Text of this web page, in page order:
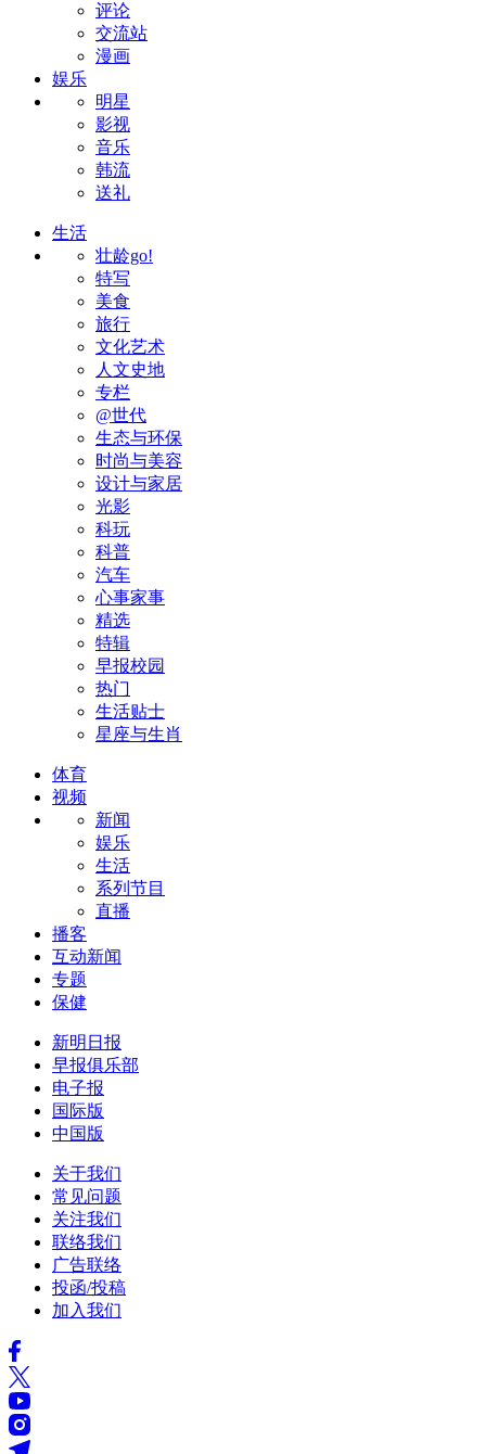
评论
交流站
漫画
娱乐
明星
影视
音乐
韩流
送礼
生活
壮龄go!
特写
美食
旅行
文化艺术
人文史地
专栏
@世代
生态与环保
时尚与美容
设计与家居
光影
科玩
科普
汽车
心事家事
精选
特辑
早报校园
热门
生活贴士
星座与生肖
体育
视频
新闻
娱乐
生活
系列节目
直播
播客
互动新闻
专题
保健
新明日报
早报俱乐部
电子报
国际版
中国版
关于我们
常见问题
关注我们
联络我们
广告联络
投函/投稿
加入我们